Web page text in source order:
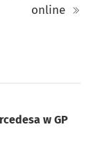
online
w GP